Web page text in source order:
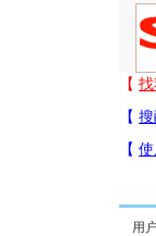
用